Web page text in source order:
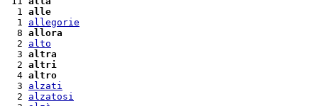
  1
alle
  1
allegorie
  8
allora
  2
alto
  3
altra
  2
altri
  4
altro
  3
alzati
  2
alzatosi